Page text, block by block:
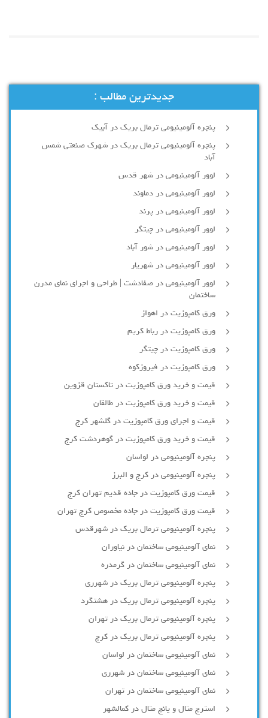
جدیدترین مطالب :
پنجره آلومینیومی ترمال بریک در آبیک
پنجره آلومینیومی ترمال بریک در شهرک صنعتی شمس
آباد
لوور آلومینیومی در شهر قدس
لوور آلومینیومی در دماوند
لوور آلومینیومی در پرند
لوور آلومینیومی در چیتگر
لوور آلومینیومی در شور آباد
لوور آلومينيومي در شهريار
لوور آلومینیومی در صفادشت | طراحی و اجرای نمای مدرن
ساختمان
ورق کامپوزیت در اهواز
ورق کامپوزیت در رباط کریم
ورق کامپوزیت در چیتگر
ورق کامپوزیت در فیروزکوه
قیمت و خرید ورق کامپوزیت در تاکستان قزوین
قیمت و خرید ورق کامپوزیت در طالقان
قیمت و اجرای ورق کامپوزیت در گلشهر کرج
قیمت و خرید ورق کامپوزیت در گوهردشت کرج
پنجره آلومینیومی در لواسان
پنجره آلومینیومی در کرج و البرز
قیمت ورق کامپوزیت در جاده قدیم تهران کرج
قیمت ورق کامپوزیت در جاده مخصوص کرج تهران
پنجره آلومینیومی ترمال بریک در شهرقدس
نمای آلومینیومی ساختمان در نیاوران
نمای آلومینیومی ساختمان در گرمدره
پنجره آلومینیومی ترمال بریک در شهرری
پنجره آلومینیومی ترمال بریک در هشتگرد
پنجره آلومینیومی ترمال بریک در تهران
پنجره آلومینیومی ترمال بریک در کرج
نمای آلومینیومی ساختمان در لواسان
نمای آلومینیومی ساختمان در شهرری
نمای آلومینیومی ساختمان در تهران
استرچ متال و پانچ متال در کمالشهر